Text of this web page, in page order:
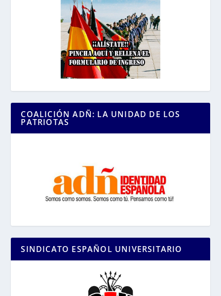
COALICIÓN ADÑ: LA UNIDAD DE LOS
PATRIOTAS
SINDICATO ESPAÑOL UNIVERSITARIO